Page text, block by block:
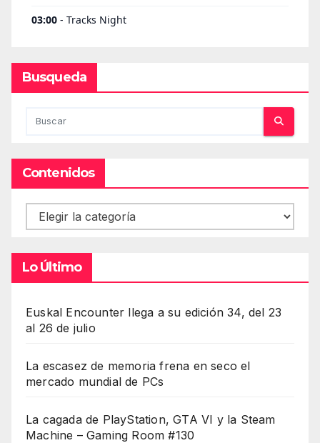
Busqueda
Contenidos
Contenidos
Lo Último
Euskal Encounter llega a su edición 34, del 23
al 26 de julio
La escasez de memoria frena en seco el
mercado mundial de PCs
La cagada de PlayStation, GTA VI y la Steam
Machine – Gaming Room #130